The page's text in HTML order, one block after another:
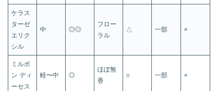
ケラス
ターゼ
エリク
シル
中 ◎◎
フロー
ラル
△ 一部 ×
ミルボ
ン ディ
ーセス
軽〜中 ◎
ほぼ無
香
○ 一部 ×